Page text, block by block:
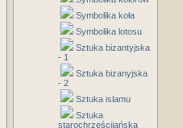
Symbolika koła
Symbolika lotosu
Sztuka bizantyjska
- 1
Sztuka bizanyjska
- 2
Sztuka islamu
Sztuka
starochrześcijańska